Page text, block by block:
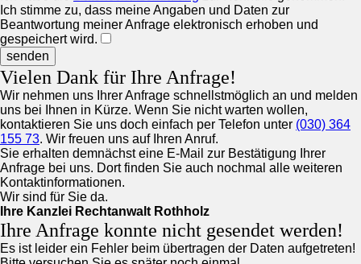
Ich stimme zu, dass meine Angaben und Daten zur
Beantwortung meiner Anfrage elektronisch erhoben und
gespeichert wird.
senden
Vielen Dank für Ihre Anfrage!
Wir nehmen uns Ihrer Anfrage schnellstmöglich an und melden
uns bei Ihnen in Kürze. Wenn Sie nicht warten wollen,
kontaktieren Sie uns doch einfach per Telefon unter (030) 364
155 73. Wir freuen uns auf Ihren Anruf.
Sie erhalten demnächst eine E-Mail zur Bestätigung Ihrer
Anfrage bei uns. Dort finden Sie auch nochmal alle weiteren
Kontaktinformationen.
Wir sind für Sie da.
Ihre Kanzlei Rechtanwalt Rothholz
Ihre Anfrage konnte nicht gesendet werden!
Es ist leider ein Fehler beim übertragen der Daten aufgetreten!